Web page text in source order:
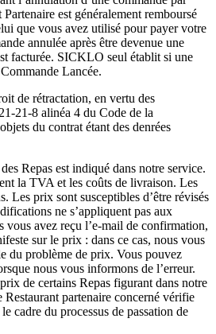
est généralement remboursé
que vous avez utilisé pour payer votre
annulée après être devenue une
facturée. SICKLO seul établit si une
Lancée.
de rétractation, en vertu des
21-8 alinéa 4 du Code de la
du contrat étant des denrées
Repas est indiqué dans notre service.
la TVA et les coûts de livraison. Les
Les prix sont susceptibles d’être révisés
ne s’appliquent pas aux
vous avez reçu l’e-mail de confirmation,
sur le prix : dans ce cas, nous vous
du problème de prix. Vous pouvez
nous vous informons de l’erreur.
de certains Repas figurant dans notre
Restaurant partenaire concerné vérifie
cadre du processus de passation de